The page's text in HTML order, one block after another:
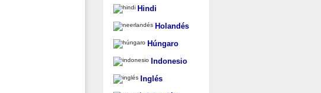
Hindi
Holandés
Húngaro
Indonesio
Inglés